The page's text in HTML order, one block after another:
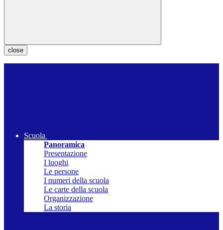
close
Scuola
Panoramica
Presentazione
I luoghi
Le persone
I numeri della scuola
Le carte della scuola
Organizzazione
La storia